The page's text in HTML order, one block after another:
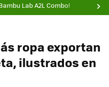
Lab A2L Combo!
ropa exportan
ilustrados en